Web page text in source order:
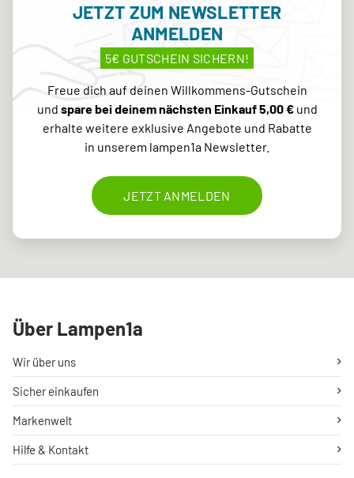
JETZT ZUM NEWSLETTER
ANMELDEN
5€ GUTSCHEIN SICHERN!
Freue dich auf deinen Willkommens-Gutschein
und spare bei deinem nächsten Einkauf 5,00 €und
erhalte weitere exklusive Angebote und Rabatte
in unserem lampen1a Newsletter.
JETZT ANMELDEN
Über Lampen1a
Wir über uns
Sicher einkaufen
Markenwelt
Hilfe & Kontakt